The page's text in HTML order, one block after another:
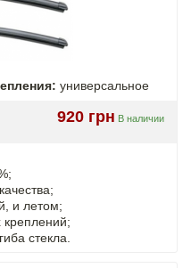
универсальное
920 грн В наличии
и летом;
креплений;
стекла.